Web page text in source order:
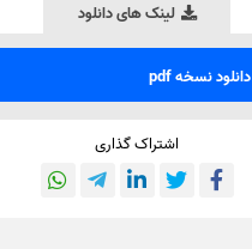
لینک های دانلود
دانلود نسخه pdf
اشتراک گذاری